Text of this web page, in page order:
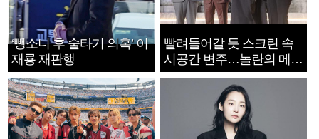
‘뺑소니 후 술타기 의혹’ 이
재룡 재판행
빨려들어갈 듯 스크린 속
시공간 변주…놀란의 메시
지는 ‘전쟁 속죄’